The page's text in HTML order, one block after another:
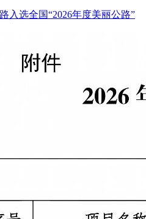
入选全国“2026年度美丽公路”